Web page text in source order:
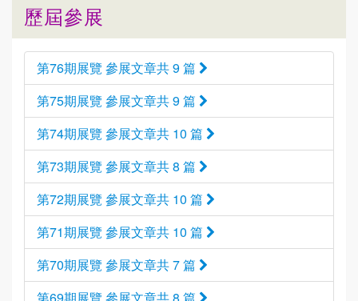
歷屆參展
第76期展覽 參展文章共 9 篇
第75期展覽 參展文章共 9 篇
第74期展覽 參展文章共 10 篇
第73期展覽 參展文章共 8 篇
第72期展覽 參展文章共 10 篇
第71期展覽 參展文章共 10 篇
第70期展覽 參展文章共 7 篇
第69期展覽 參展文章共 8 篇